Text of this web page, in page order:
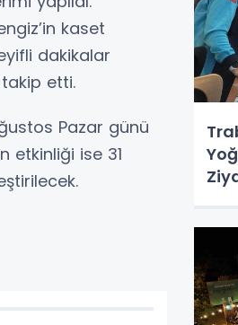
kaset
dakikalar
etti.
Pazar günü
etkinliği ise 31